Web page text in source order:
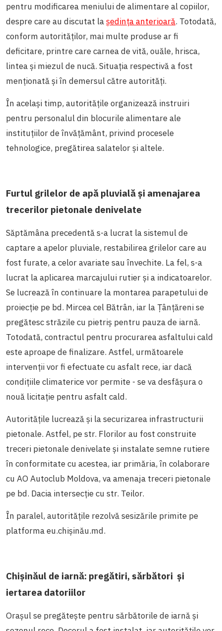
pentru modificarea meniului de alimentare al copiilor,
despre care au discutat laședința anterioară. Totodată,
conform autorităților, mai multe produse ar fi
deficitare, printre care carnea de vită, ouăle, hrisca,
lintea și miezul de nucă. Situația respectivă a fost
menționată și în demersul către autorități.
În același timp, autoritățile organizează instruiri
pentru personalul din blocurile alimentare ale
instituțiilor de învățământ, privind procesele
tehnologice, pregătirea salatelor și altele.
Furtul grilelor de apă pluvială și amenajarea
trecerilor pietonale denivelate
Săptămâna precedentă s-a lucrat la sistemul de
captare a apelor pluviale, restabilirea grilelor care au
fost furate, a celor avariate sau învechite. La fel, s-a
lucrat la aplicarea marcajului rutier și a indicatoarelor.
Se lucrează în continuare la montarea parapetului de
proiecție pe bd. Mircea cel Bătrân, iar la Țânțăreni se
pregătesc străzile cu pietriș pentru pauza de iarnă.
Totodată, contractul pentru procurarea asfaltului cald
este aproape de finalizare. Astfel, următoarele
intervenții vor fi efectuate cu asfalt rece, iar dacă
condițiile climaterice vor permite - se va desfășura o
nouă licitație pentru asfalt cald.
Autoritățile lucrează și la securizarea infrastructurii
pietonale. Astfel, pe str. Florilor au fost construite
treceri pietonale denivelate și instalate semne rutiere
în conformitate cu acestea, iar primăria, în colaborare
cu AO Autoclub Moldova, va amenaja treceri pietonale
pe bd. Dacia intersecție cu str. Teilor.
În paralel, autoritățile rezolvă sesizările primite pe
platforma eu.chișinău.md.
Chișinăul de iarnă: pregătiri, sărbători și
iertarea datoriilor
Orașul se pregătește pentru sărbătorile de iarnă și